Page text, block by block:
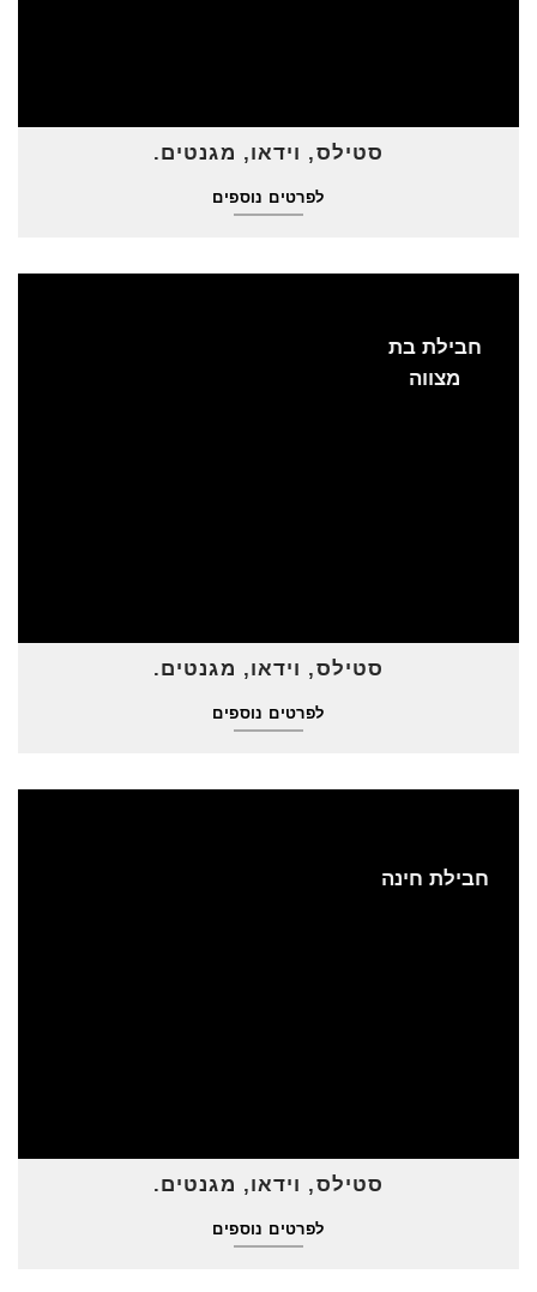
סטילס, וידאו, מגנטים.
לפרטים נוספים
סטילס, וידאו, מגנטים.
לפרטים נוספים
חבילת בת
מצווה
סטילס, וידאו, מגנטים.
לפרטים נוספים
חבילת חינה